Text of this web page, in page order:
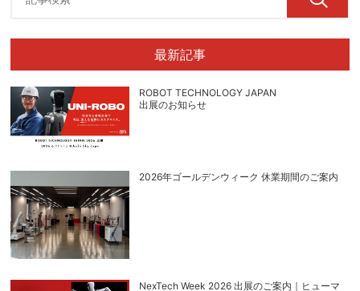
最新記事
ROBOT TECHNOLOGY JAPAN
出展のお知らせ
2026年ゴールデンウィーク 休業期間のご案内
NexTech Week 2026 出展のご案内｜ヒューマ